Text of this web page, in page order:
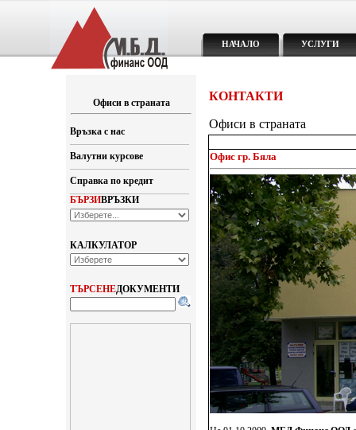
НАЧАЛО УСЛУГИ
Офиси в страната
Връзка с нас
Валутни курсове
Справка по кредит
БЪРЗИВРЪЗКИ
КАЛКУЛАТОР
ТЪРСЕНЕДОКУМЕНТИ
КОНТАКТИ
Офиси в страната
Офис гр. Бяла